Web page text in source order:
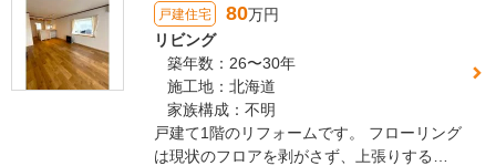
積もり内容から契約までの流れで信頼・安心できると思い、納得の
いく金額を提示してくれましたので契約に至りました。
リフォーム会社からの返答
このたびは、数あるリフォーム会社の中から弊社をお選びいただ
き、誠にありがとうございました。
戸建住宅 80万円
リビング
築年数：26〜30年
施工地：北海道
家族構成：不明
戸建て1階のリフォームです。 フローリング
は現状のフロアを剥がさず、上張りするこ